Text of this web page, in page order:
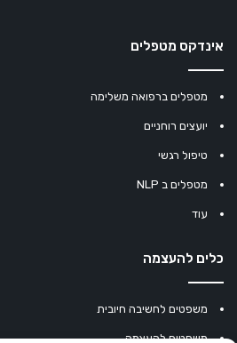
אינדקס מטפלים
מטפלים ברפואה משלימה
יועצים רוחניים
טיפול רגשי
מטפלים ב NLP
עוד
כלים להעצמה
משפטים לחשיבה חיובית
משפטים להעצמה